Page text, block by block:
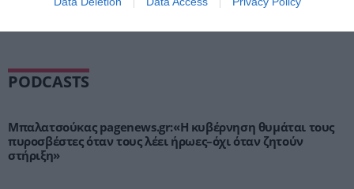
PODCASTS
Μπαλατσούκας pagenews.gr:«Η κυβέρνηση θυμάται τους
πυροσβέστες όταν τους λέει ήρωες–όχι όταν ζητούν
στήριξη»